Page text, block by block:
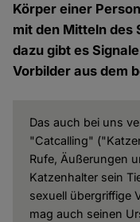
Körper einer
mit den Mitteln des
dazu gibt es
Vorbilder aus dem
Das auch bei uns
"Catcalling"
Rufe, Äußerungen
Katzenhalter sein
sexuell übergriffige
mag auch seinen